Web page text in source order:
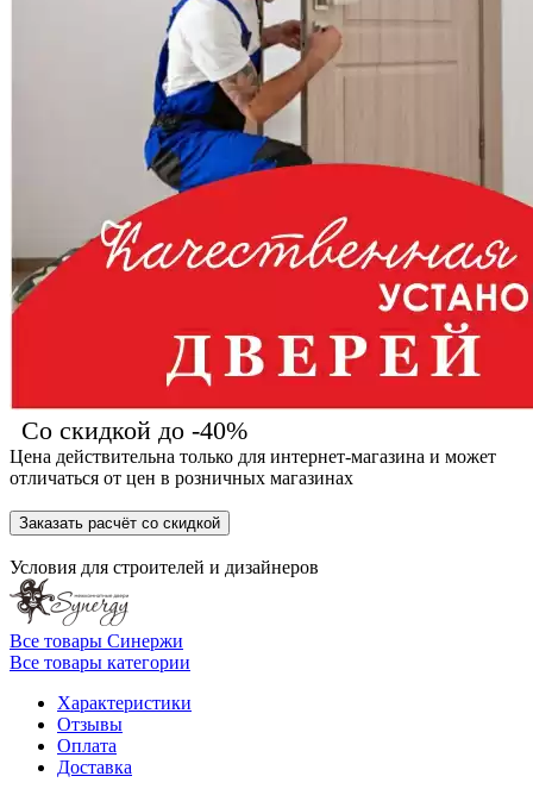
Со скидкой до -40%
Цена действительна только для интернет-магазина и может
отличаться от цен в розничных магазинах
Заказать расчёт со скидкой
Условия для строителей и дизайнеров
Все товары Синержи
Все товары категории
Характеристики
Отзывы
Оплата
Доставка